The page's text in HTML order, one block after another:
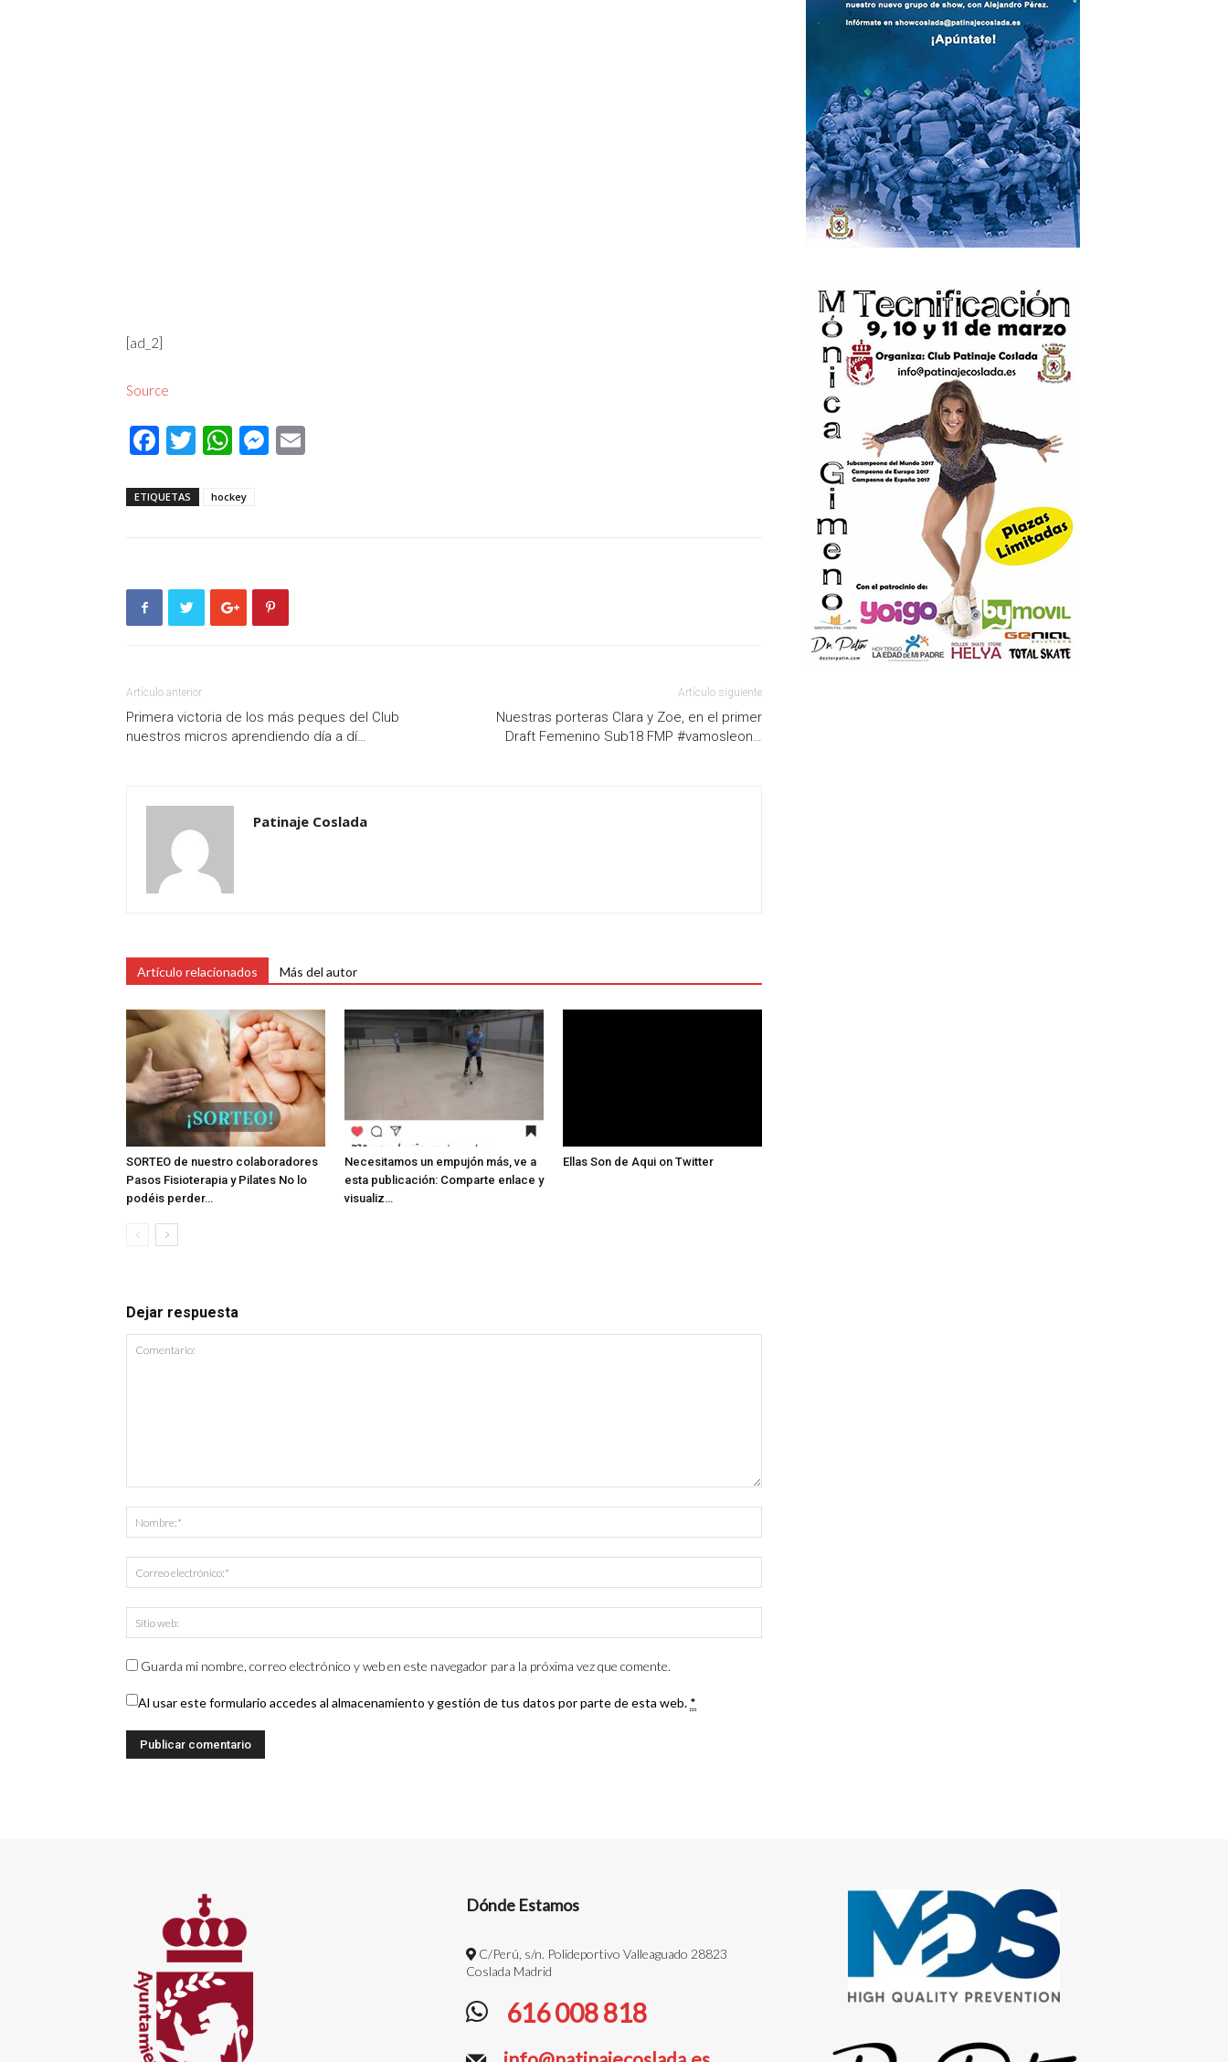
[ad_2]
Source
Facebook
Twitter
WhatsApp
Messenger
ETIQUETAS hockey
Artículo anterior
Primera victoria de los más peques del Club
nuestros micros aprendiendo día a dí…
Artículo siguiente
Nuestras porteras Clara y Zoe, en el primer
Draft Femenino Sub18 FMP #vamosleon…
Patinaje Coslada
Artículo relacionados Más del autor
SORTEO de nuestro colaboradores
Pasos Fisioterapia y Pilates No lo
podéis perder…
Necesitamos un empujón más, ve a
esta publicación: Comparte enlace y
visualiz…
Ellas Son de Aqui on Twitter
Dejar respuesta
Guarda mi nombre, correo electrónico y web en este navegador para la próxima vez que comente.
Al usar este formulario accedes al almacenamiento y gestión de tus datos por parte de esta web. *
Dónde Estamos
C/Perú, s/n. Polideportivo Valleaguado 28823
Coslada Madrid
616 008 818